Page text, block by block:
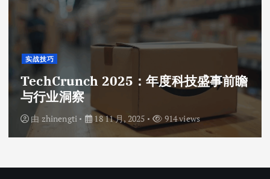
实战技巧
信息安全与账户管理：保障数字资产的
关键步骤
由zhinengti 18 11 月, 2025 751 views